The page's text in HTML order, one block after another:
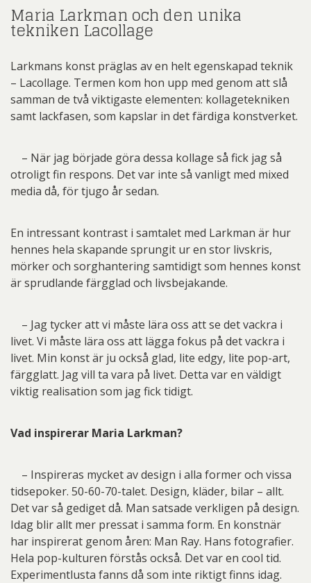
Maria Larkman och den unika
tekniken Lacollage
Larkmans konst präglas av en helt egenskapad teknik
– Lacollage. Termen kom hon upp med genom att slå
samman de två viktigaste elementen: kollagetekniken
samt lackfasen, som kapslar in det färdiga konstverket.
– När jag började göra dessa kollage så fick jag så
otroligt fin respons. Det var inte så vanligt med mixed
media då, för tjugo år sedan.
En intressant kontrast i samtalet med Larkman är hur
hennes hela skapande sprungit ur en stor livskris,
mörker och sorghantering samtidigt som hennes konst
är sprudlande färgglad och livsbejakande.
– Jag tycker att vi måste lära oss att se det vackra i
livet. Vi måste lära oss att lägga fokus på det vackra i
livet. Min konst är ju också glad, lite edgy, lite pop-art,
färgglatt. Jag vill ta vara på livet. Detta var en väldigt
viktig realisation som jag fick tidigt.
Vad inspirerar Maria Larkman?
– Inspireras mycket av design i alla former och vissa
tidsepoker. 50-60-70-talet. Design, kläder, bilar – allt.
Det var så gediget då. Man satsade verkligen på design.
Idag blir allt mer pressat i samma form. En konstnär
har inspirerat genom åren: Man Ray. Hans fotografier.
Hela pop-kulturen förstås också. Det var en cool tid.
Experimentlusta fanns då som inte riktigt finns idag.